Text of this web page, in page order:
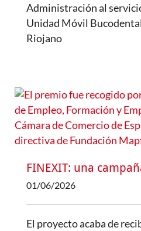
Administración al
Unidad Móvil
Riojano
FINEXIT: una
01/06/2026
El proyecto acaba de